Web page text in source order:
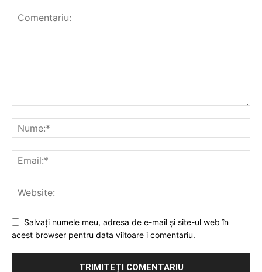
Salvați numele meu, adresa de e-mail și site-ul web în
acest browser pentru data viitoare i comentariu.